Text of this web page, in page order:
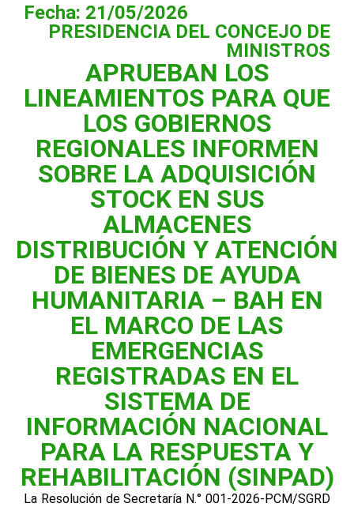
Fecha: 21/05/2026
PRESIDENCIA DEL CONCEJO DE
MINISTROS
APRUEBAN LOS
LINEAMIENTOS PARA QUE
LOS GOBIERNOS
REGIONALES INFORMEN
SOBRE LA ADQUISICIÓN
STOCK EN SUS
ALMACENES
DISTRIBUCIÓN Y ATENCIÓN
DE BIENES DE AYUDA
HUMANITARIA – BAH EN
EL MARCO DE LAS
EMERGENCIAS
REGISTRADAS EN EL
SISTEMA DE
INFORMACIÓN NACIONAL
PARA LA RESPUESTA Y
REHABILITACIÓN (SINPAD)
La Resolución de Secretaría N.° 001-2026-PCM/SGRD